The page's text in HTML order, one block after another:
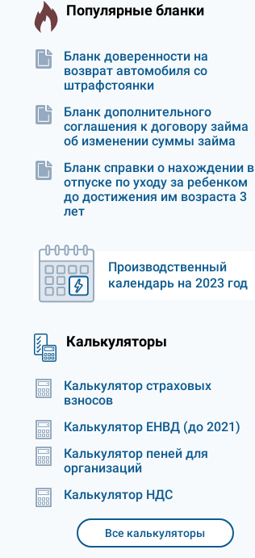
Популярные бланки
Бланк доверенности на
возврат автомобиля со
штрафстоянки
Бланк дополнительного
соглашения к договору займа
об изменении суммы займа
Бланк справки о нахождении в
отпуске по уходу за ребенком
до достижения им возраста 3
лет
Производственный
календарь на 2023 год
Калькуляторы
Калькулятор страховых
взносов
Калькулятор ЕНВД (до 2021)
Калькулятор пеней для
организаций
Калькулятор НДС
Все калькуляторы